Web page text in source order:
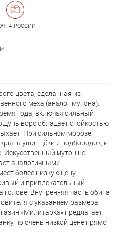
РОССИИ
цвета, сделанная из
меха (аналог мутона).
года, включая сильный
ворс обладает стойкостью
При сильном морозе
уши, щёки и подбородок, и
Искусственный мутон не
аналогичными
более низкую цену.
и привлекательный
голове. Внутренняя часть обита
с указанием размера
«Милитарка» предлагает
по очень низкой цене прямо